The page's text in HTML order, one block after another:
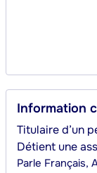
Information
Titulaire d’un
Détient une
Parle Français,